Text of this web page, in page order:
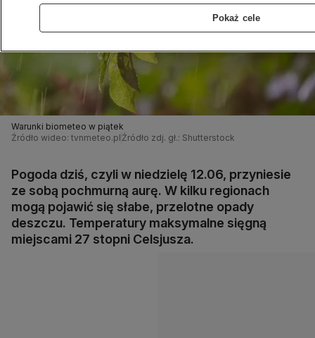
Warunki biometeo w piątek
Źródło wideo: tvnmeteo.pl Źródło zdj. gł.: Shutterstock
Pogoda dziś, czyli w niedzielę 12.06, przyniesie
ze sobą pochmurną aurę. W kilku regionach
mogą pojawić się słabe, przelotne opady
deszczu. Temperatury maksymalne sięgną
miejscami 27 stopni Celsjusza.
Pokaż cele